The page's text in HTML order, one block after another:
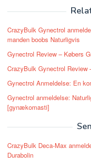
CrazyBulk Gynectrol
manden boobs Naturligvis
Gynectrol Review – Købers
CrazyBulk Gynectrol Review
Gynectrol Anmeldelse: En
Gynectrol anmeldelse:
[gynækomasti]
CrazyBulk Deca-Max
Durabolin